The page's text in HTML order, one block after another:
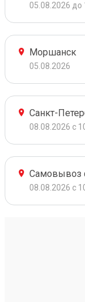
05.08.2026 до
Моршанск
05.08.2026
Санкт-
08.08.2026 с
Самовывоз
08.08.2026 с